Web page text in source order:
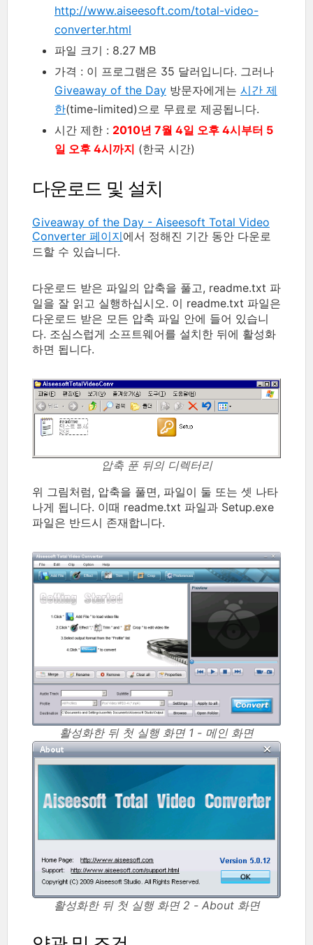
http://www.aiseesoft.com/total-video-
converter.html
파일 크기 : 8.27 MB
가격 : 이 프로그램은 35 달러입니다. 그러나
Giveaway of the Day 방문자에게는 시간 제
한(time-limited)으로 무료로 제공됩니다.
시간 제한 : 2010년 7월 4일 오후 4시부터 5
일 오후 4시까지 (한국 시간)
다운로드 및 설치
Giveaway of the Day - Aiseesoft Total Video
Converter 페이지에서 정해진 기간 동안 다운로
드할 수 있습니다.
다운로드 받은 파일의 압축을 풀고, readme.txt 파
일을 잘 읽고 실행하십시오. 이 readme.txt 파일은
다운로드 받은 모든 압축 파일 안에 들어 있습니
다. 조심스럽게 소프트웨어를 설치한 뒤에 활성화
하면 됩니다.
압축 푼 뒤의 디렉터리
위 그림처럼, 압축을 풀면, 파일이 둘 또는 셋 나타
나게 됩니다. 이때 readme.txt 파일과 Setup.exe
파일은 반드시 존재합니다.
활성화한 뒤 첫 실행 화면 1 - 메인 화면
활성화한 뒤 첫 실행 화면 2 - About 화면